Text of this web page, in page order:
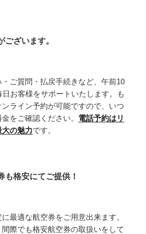
ございます。
ご質問・払戻手続きなど、午前10
お客様をサポートいたします。も
ライン予約が可能ですので、いつ
をご確認ください。 電話予約はリ
の魅力です。
も格安にてご提供！
最適な航空券をご用意出来ます。
際でも格安航空券の取扱いをして